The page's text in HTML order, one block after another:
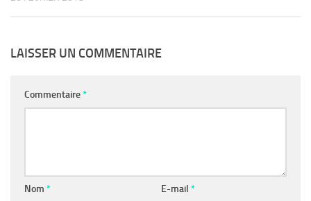
LAISSER UN COMMENTAIRE
Commentaire*
Nom * E-mail *